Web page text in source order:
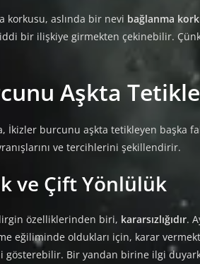
korkusu, aslında bir nevi bağlanma
bir ilişkiye girmekten çekinebilir.
Aşkta
İkizler burcunu aşkta tetikleyen başka
ve tercihlerini şekillendirir.
ve Çift Yönlülük
özelliklerinden biri, kararsızlığıdır.
eğiliminde oldukları için, karar
gösterebilir. Bir yandan birine ilgi